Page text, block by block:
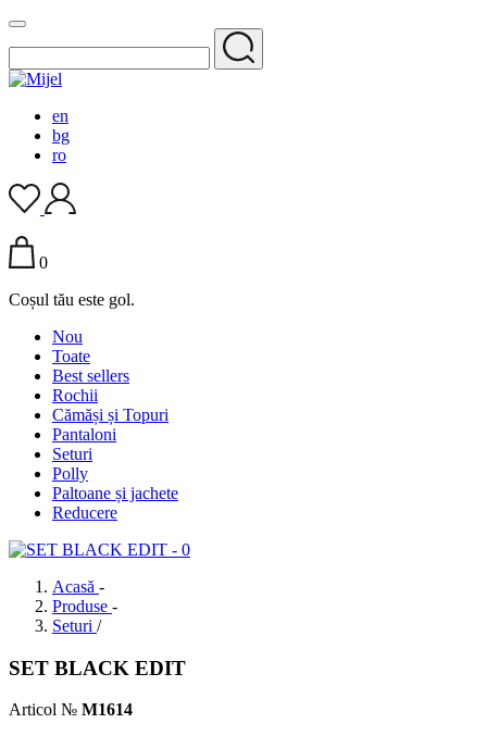
en
bg
ro
0
Coșul tău este gol.
Nou
Toate
Best sellers
Rochii
Cămăși și Topuri
Pantaloni
Seturi
Polly
Paltoane și jachete
Reducere
Acasă -
Produse -
Seturi /
SET BLACK EDIT
Articol № М1614